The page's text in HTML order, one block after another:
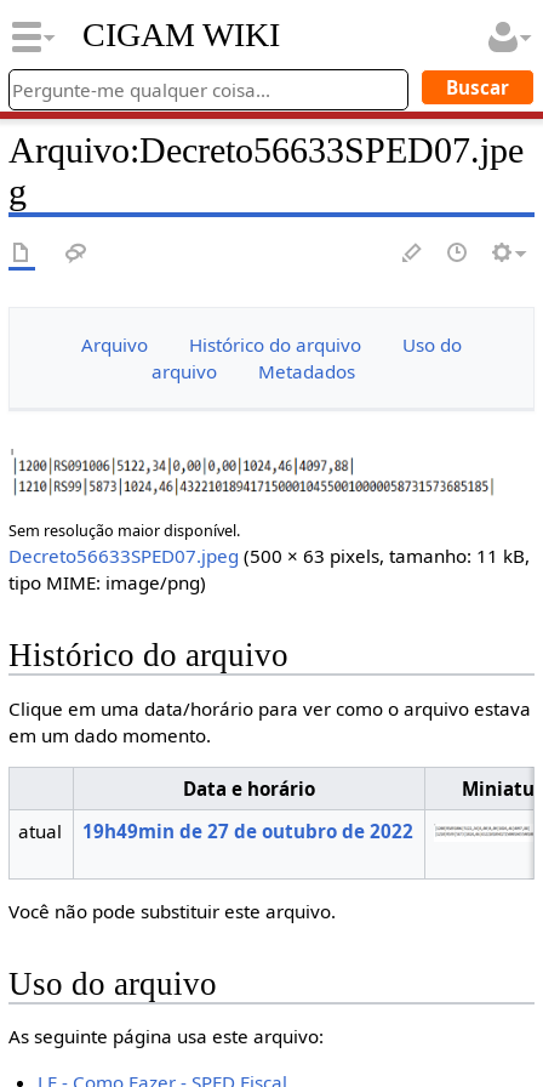
CIGAM WIKI
Arquivo:Decreto56633SPED07.jpe
g
Arquivo Histórico do arquivo
Uso do
arquivo
Metadados
Sem resolução maior disponível.
Decreto56633SPED07.jpeg (500 × 63 pixels, tamanho: 11 kB,
tipo MIME: image/png)
Histórico do arquivo
Clique em uma data/horário para ver como o arquivo estava
em um dado momento.
Data e horário
atual
19h49min de 27 de outubro de 2022
Você não pode substituir este arquivo.
Uso do arquivo
As seguinte página usa este arquivo:
LF - Como Fazer - SPED Fiscal